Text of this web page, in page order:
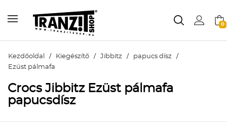
0
Kezdőoldal / Kiegészítő / Jibbitz / papucs dísz /
Ezüst pálmafa
Crocs Jibbitz Ezüst pálmafa
papucsdísz